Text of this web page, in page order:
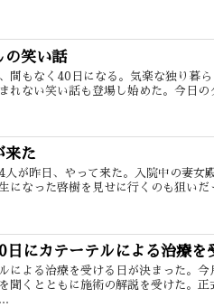
の笑い話
間もなく40日になる。気楽な独り暮
れない笑い話も登場し始めた。今日
来た
人が昨日、やって来た。入院中の妻女
になった啓樹を見せに行くのも狙い
日にカテーテルによる治療を
による治療を受ける日が決まった。今
聞くとともに施術の解説を受けた。